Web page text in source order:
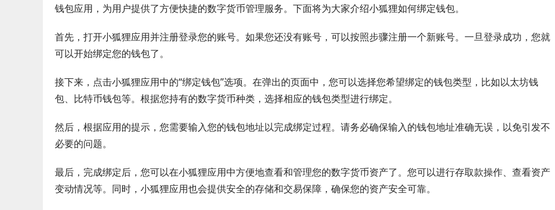
钱包应用，为用户提供了方便快捷的数字货币管理服务。下面将为大家介绍小狐狸如何绑定钱包。
首先，打开小狐狸应用并注册登录您的账号。如果您还没有账号，可以按照步骤注册一个新账号。一旦登录成功，您就
可以开始绑定您的钱包了。
接下来，点击小狐狸应用中的“绑定钱包”选项。在弹出的页面中，您可以选择您希望绑定的钱包类型，比如以太坊钱
包、比特币钱包等。根据您持有的数字货币种类，选择相应的钱包类型进行绑定。
然后，根据应用的提示，您需要输入您的钱包地址以完成绑定过程。请务必确保输入的钱包地址准确无误，以免引发不
必要的问题。
最后，完成绑定后，您可以在小狐狸应用中方便地查看和管理您的数字货币资产了。您可以进行存取款操作、查看资产
变动情况等。同时，小狐狸应用也会提供安全的存储和交易保障，确保您的资产安全可靠。